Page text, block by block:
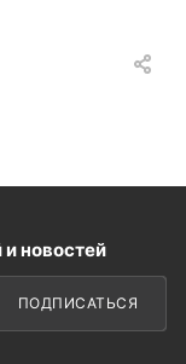
новостей
ПОДПИСАТЬСЯ